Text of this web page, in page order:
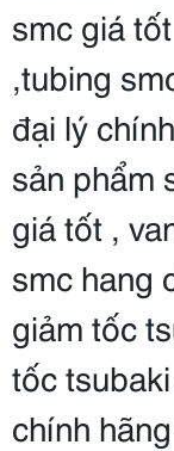
smc giá
,tubing
đại lý
sản phẩm
giá tốt ,
smc hang
giảm tốc
tốc
chính